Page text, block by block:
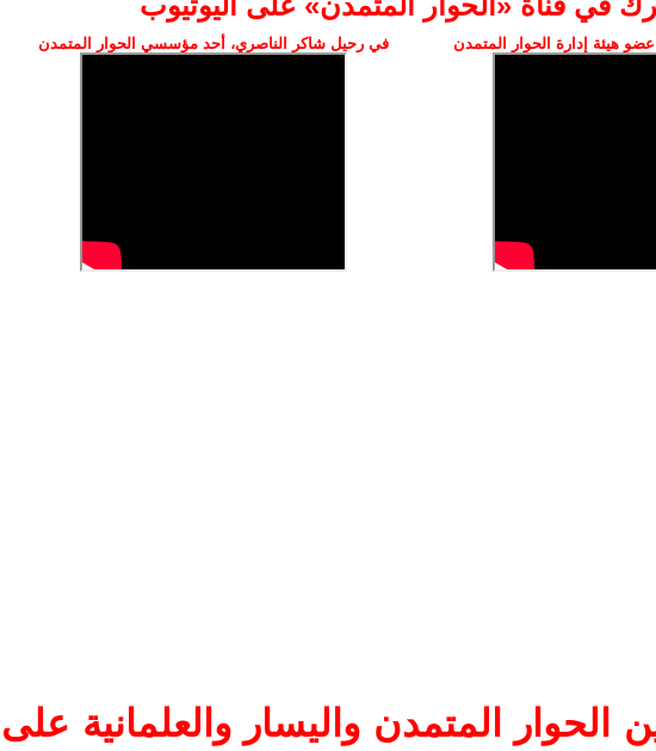
هيئة إدارة الحوار المتمدن في رحيل شاكر الناصري، أحد مؤسسي الحوار المتمدن
الحوار المتمدن واليسار والعلمانية على